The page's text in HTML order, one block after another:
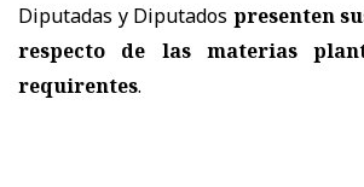
Diputadas y Diputados presenten
respecto de las materias
requirentes.